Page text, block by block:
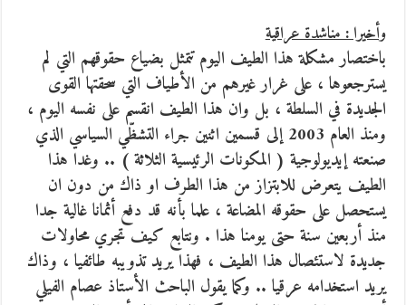
وأخيرا : مناشدة عراقية
باختصار مشكلة هذا الطيف اليوم تتمثل بضياع حقوقهم التي لم
يسترجعوها ، على غرار غيرهم من الأطياف التي سحقتها القوى
الجديدة في السلطة ، بل وان هذا الطيف انقسم على نفسه اليوم ،
ومنذ العام 2003 إلى قسمين اثنين جراء التشظّي السياسي الذي
صنعته إيديولوجية ( المكونات الرئيسية الثلاثة ) .. وغدا هذا
الطيف يتعرض للابتزاز من هذا الطرف او ذاك من دون ان
يستحصل على حقوقه المضاعة ، علما بأنه قد دفع أثمانا غالية جدا
منذ أربعين سنة حتى يومنا هذا . ونتابع كيف تجري محاولات
جديدة لاستئصال هذا الطيف ، فهذا يريد تذويبه طائفيا ، وذاك
يريد استخدامه عرقيا .. وكما يقول الباحث الأستاذ عصام الفيلي